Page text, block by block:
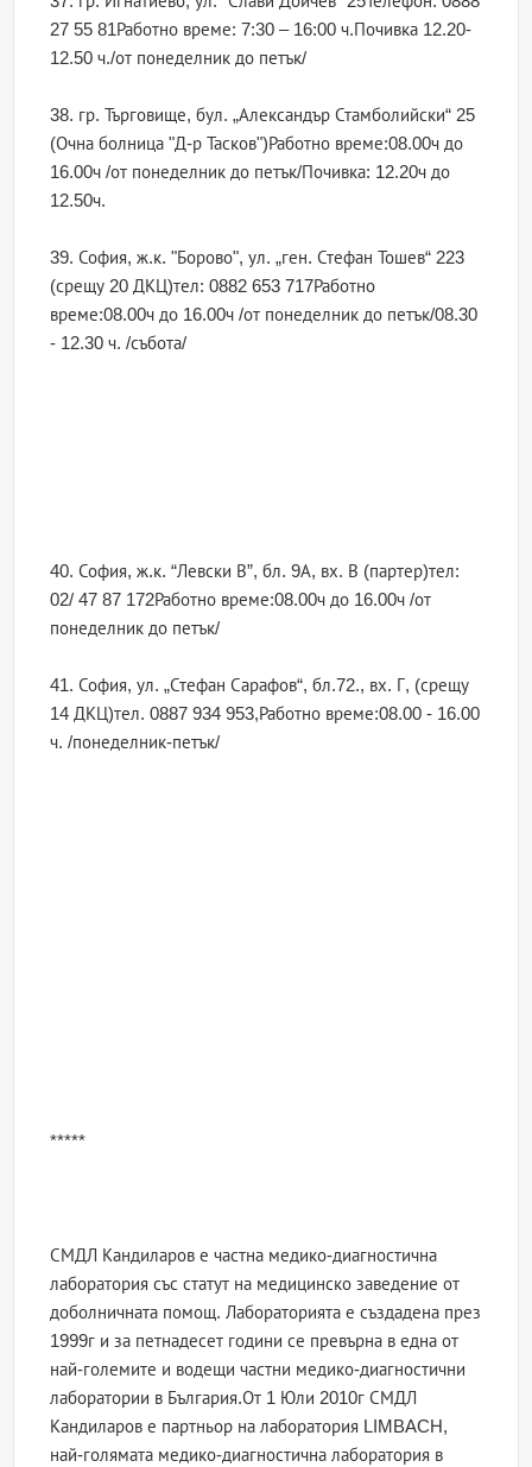
27 55 81Работно време: 7:30 – 16:00 ч.Почивка 12.20-
12.50 ч./от понеделник до петък/
38. гр. Търговище, бул. „Александър Стамболийски“ 25
(Очна болница "Д-р Тасков")Работно време:08.00ч до
16.00ч /от понеделник до петък/Почивка: 12.20ч до
12.50ч.
39. София, ж.к. "Борово", ул. „ген. Стефан Тошев“ 223
(срещу 20 ДКЦ)тел: 0882 653 717Работно
време:08.00ч до 16.00ч /от понеделник до петък/08.30
- 12.30 ч. /събота/
40. София, ж.к. “Левски В”, бл. 9А, вх. В (партер)тел:
02/ 47 87 172Работно време:08.00ч до 16.00ч /от
понеделник до петък/
41. София, ул. „Стефан Сарафов“, бл.72., вх. Г, (срещу
14 ДКЦ)тел. 0887 934 953,Работно време:08.00 - 16.00
ч. /понеделник-петък/
*****
СМДЛ Кандиларов е частна медико-диагностична
лаборатория със статут на медицинско заведение от
доболничната помощ. Лабораторията е създадена през
1999г и за петнадесет години се превърна в една от
най-големите и водещи частни медико-диагностични
лаборатории в България.От 1 Юли 2010г СМДЛ
Кандиларов е партньор на лаборатория LIMBACH,
най-голямата медико-диагностична лаборатория в